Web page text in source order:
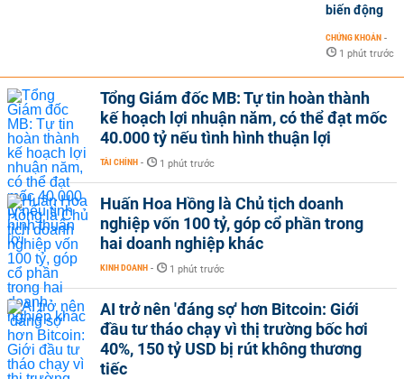
biến động
CHỨNG KHOÁN -
1 phút trước
Tổng Giám đốc MB: Tự tin hoàn thành
kế hoạch lợi nhuận năm, có thể đạt mốc
40.000 tỷ nếu tình hình thuận lợi
TÀI CHÍNH - 1 phút trước
Huấn Hoa Hồng là Chủ tịch doanh
nghiệp vốn 100 tỷ, góp cổ phần trong
hai doanh nghiệp khác
KINH DOANH - 1 phút trước
AI trở nên 'đáng sợ' hơn Bitcoin: Giới
đầu tư tháo chạy vì thị trường bốc hơi
40%, 150 tỷ USD bị rút không thương
tiếc